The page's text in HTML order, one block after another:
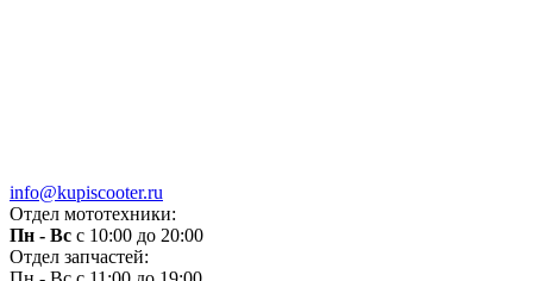
info@kupiscooter.ru
Отдел мототехники:
Пн - Вс с 10:00 до 20:00
Отдел запчастей: